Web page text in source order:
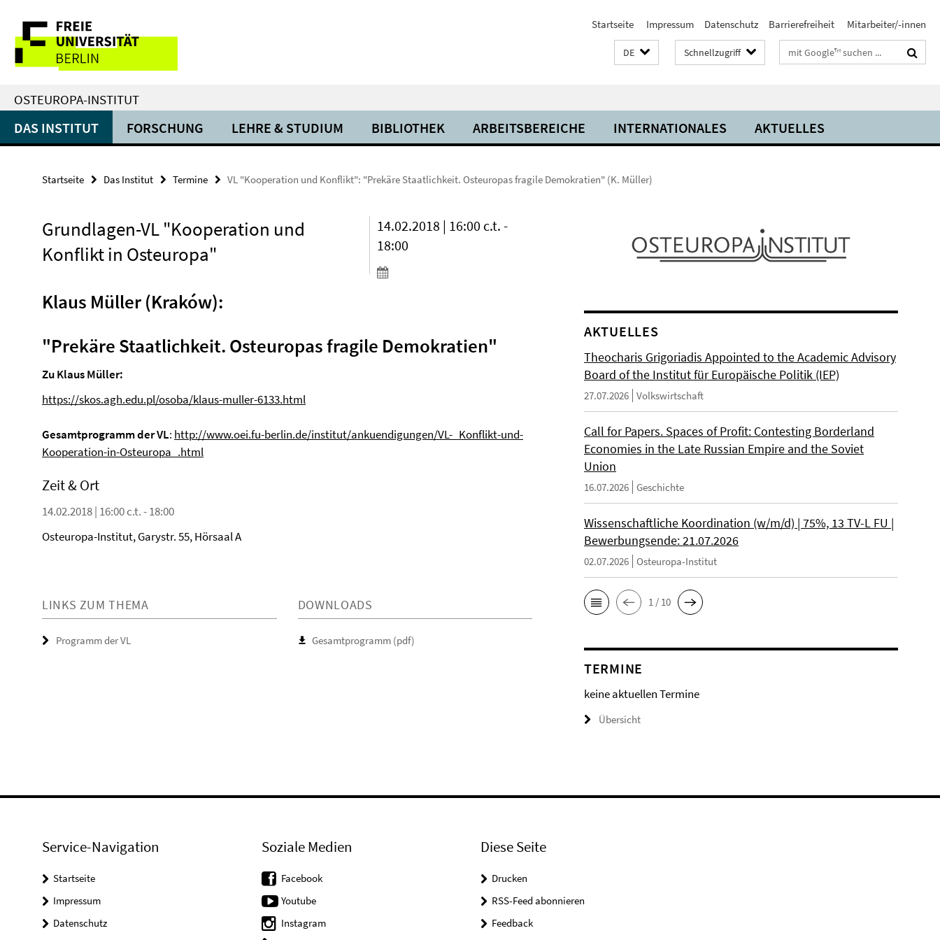
direkt
Inhalt
Service-
Navigation
Startseite Impressum Datenschutz Barrierefreiheit Mitarbeiter/-innen
DE Schnellzugriff Suchbegriffe
OSTEUROPA-INSTITUT
DAS INSTITUT FORSCHUNG LEHRE & STUDIUM BIBLIOTHEK ARBEITSBEREICHE INTERNATIONALES AKTUELLES
Startseite Das Institut Termine VL "Kooperation und Konflikt": "Prekäre Staatlichkeit. Osteuropas fragile Demokratien" (K. Müller)
Grundlagen-VL "Kooperation und
Konflikt in Osteuropa"
14.02.2018 | 16:00 c.t. -
18:00
Klaus Müller (Kraków):
"Prekäre Staatlichkeit. Osteuropas fragile Demokratien"
Zu Klaus Müller:
https://skos.agh.edu.pl/osoba/klaus-muller-6133.html
Gesamtprogramm der VL: http://www.oei.fu-berlin.de/institut/ankuendigungen/VL-_Konflikt-und-
Kooperation-in-Osteuropa_.html
Zeit & Ort
14.02.2018 | 16:00 c.t. - 18:00
Osteuropa-Institut, Garystr. 55, Hörsaal A
LINKS ZUM THEMA
Programm der VL
DOWNLOADS
Gesamtprogramm (pdf)
AKTUELLES
Theocharis Grigoriadis Appointed to the Academic Advisory
Board of the Institut für Europäische Politik (IEP)
27.07.2026 Volkswirtschaft
Call for Papers. Spaces of Profit: Contesting Borderland
Economies in the Late Russian Empire and the Soviet
Union
16.07.2026 Geschichte
Wissenschaftliche Koordination (w/m/d) | 75%, 13 TV-L FU |
Bewerbungsende: 21.07.2026
02.07.2026 Osteuropa-Institut
1 / 10
TERMINE
keine aktuellen Termine
Übersicht
Service-Navigation
Startseite
Impressum
Datenschutz
Soziale Medien
Facebook
Youtube
Instagram
Diese Seite
Drucken
RSS-Feed abonnieren
Feedback